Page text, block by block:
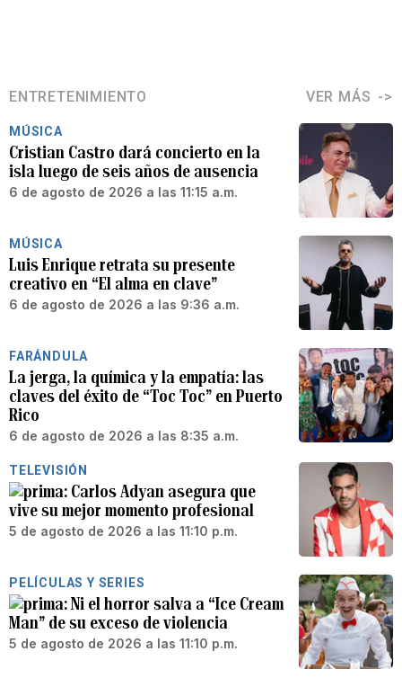
ENTRETENIMIENTO VER MÁS
MÚSICA
Cristian Castro dará concierto en la
isla luego de seis años de ausencia
6 de agosto de 2026 a las 11:15 a.m.
MÚSICA
Luis Enrique retrata su presente
creativo en “El alma en clave”
6 de agosto de 2026 a las 9:36 a.m.
FARÁNDULA
La jerga, la química y la empatía: las
claves del éxito de “Toc Toc” en Puerto
Rico
6 de agosto de 2026 a las 8:35 a.m.
TELEVISIÓN
Carlos Adyan asegura que
vive su mejor momento profesional
5 de agosto de 2026 a las 11:10 p.m.
PELÍCULAS Y SERIES
Ni el horror salva a “Ice Cream
Man” de su exceso de violencia
5 de agosto de 2026 a las 11:10 p.m.